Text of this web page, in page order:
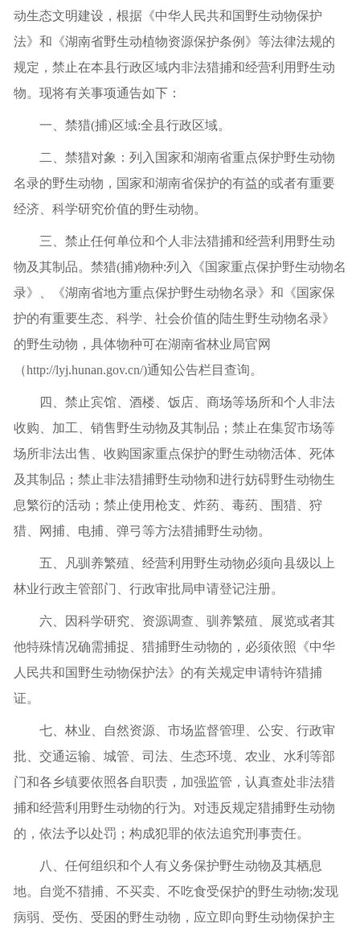
动生态文明建设，根据《中华人民共和国野生动物保护
法》和《湖南省野生动植物资源保护条例》等法律法规的
规定，禁止在本县行政区域内非法猎捕和经营利用 野生动
物。现将有关事项通告如下：
一、 禁猎(捕)区域:全县行政区域。
二、 禁猎对象：列入国家和湖南省重点保护野生动物
名录的野生动物，国家和湖南省保护的有益的或者有重要
经济、科学研究价值的野生动物。
三 、禁止任何单位和个人非法猎捕和经营利用野生动
物及其制 品。禁猎(捕)物种:列入《国家重点保护野生动物名
录》、《湖南省地方重点保护野生动物名录》和《国家保
护的有重要生态、科学、社会价值的陆生野生动物名录》
的野生动物，具体物种可在湖南省林业局官网
（http://lyj.hunan.gov.cn/)通知公告栏目查询。
四
、禁止宾馆、酒楼、饭店、商场等场所和个人非法
收购、加工、销售野生动物及其制 品 ； 禁止在集贸市场等
场所非法出售、收购国家重点保护的野生动物活体、死体
及其制 品 ；禁止非法猎捕野生动物和进行妨碍野生动物生
息繁衍的活动 ； 禁止使用枪支、炸药、毒药、围猎、狩
猎、网捕、电捕、弹弓等方法猎捕野生动物。
五 、凡驯养繁殖、经营利用野生动物必须向县级以上
林业行政主管部门
行政审批局申请登记注册。
六 、因科学研究、资源调查、驯养繁殖、展览或者其
他特殊情况确需捕捉、猎捕野生动物的，必须依照《中华
人民共和国野生动物保护法》的有关规定申请特许猎捕
证。
七 、林业、 自然资源、 市场监督管理、公安、 行政审
批、 交通运输、 城管、 司法、 生态环境、农业、水利 等部
门和各乡镇要依照各自职责，加强监管，认真查处非法猎
捕和经营利用野生动物的行为。对违反规定猎捕野生动物
的，依法予以处罚；构成犯罪的依法追究刑事责任。
八
、任何组织和个人有义务保护野生动物及其栖息
地。自觉不猎捕、不买卖、不吃食受保护的野生动物;发现
病弱、受伤、受困的野生动物，应立即向野生动物保护主